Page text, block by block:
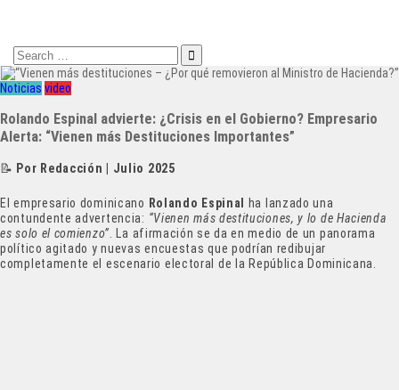
Search
for:
Noticias video
Rolando Espinal advierte: ¿Crisis en el Gobierno? Empresario
Alerta: “Vienen más Destituciones Importantes”
📝 Por Redacción | Julio 2025
El empresario dominicano Rolando Espinal
ha lanzado una
contundente advertencia: “Vienen más destituciones, y lo de Hacienda
es solo el comienzo” . La afirmación se da en medio de un panorama
político agitado y nuevas encuestas que podrían redibujar
completamente el escenario electoral de la República Dominicana.